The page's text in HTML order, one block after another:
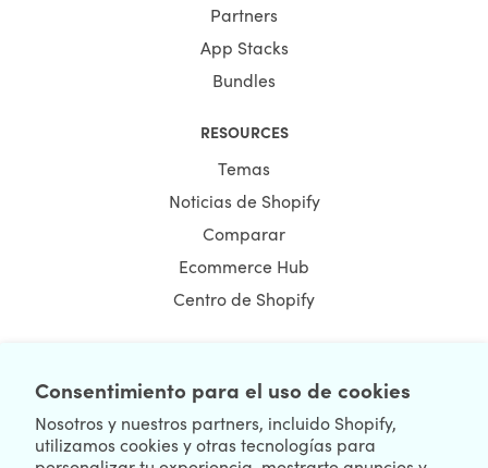
Consentimiento para el uso de cookies
Nosotros y nuestros partners, incluido Shopify,
utilizamos cookies y otras tecnologías para
Partners
App Stacks
Bundles
RESOURCES
Temas
Noticias de Shopify
Comparar
Ecommerce Hub
Centro de Shopify
NEWSLETTER